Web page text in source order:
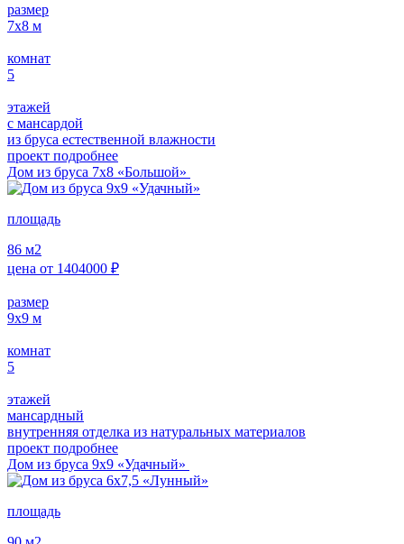
размер
7х8 м
комнат
5
этажей
с мансардой
из бруса естественной влажности
проект подробнее
Дом из бруса 7х8 «Большой»
площадь
86 м2
цена от 1404000 ₽
размер
9х9 м
комнат
5
этажей
мансардный
внутренняя отделка из натуральных материалов
проект подробнее
Дом из бруса 9х9 «Удачный»
площадь